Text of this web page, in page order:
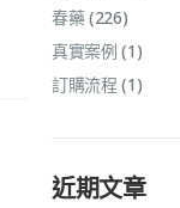
春藥(226)
真實案例 (1)
訂購流程 (1)
近期文章